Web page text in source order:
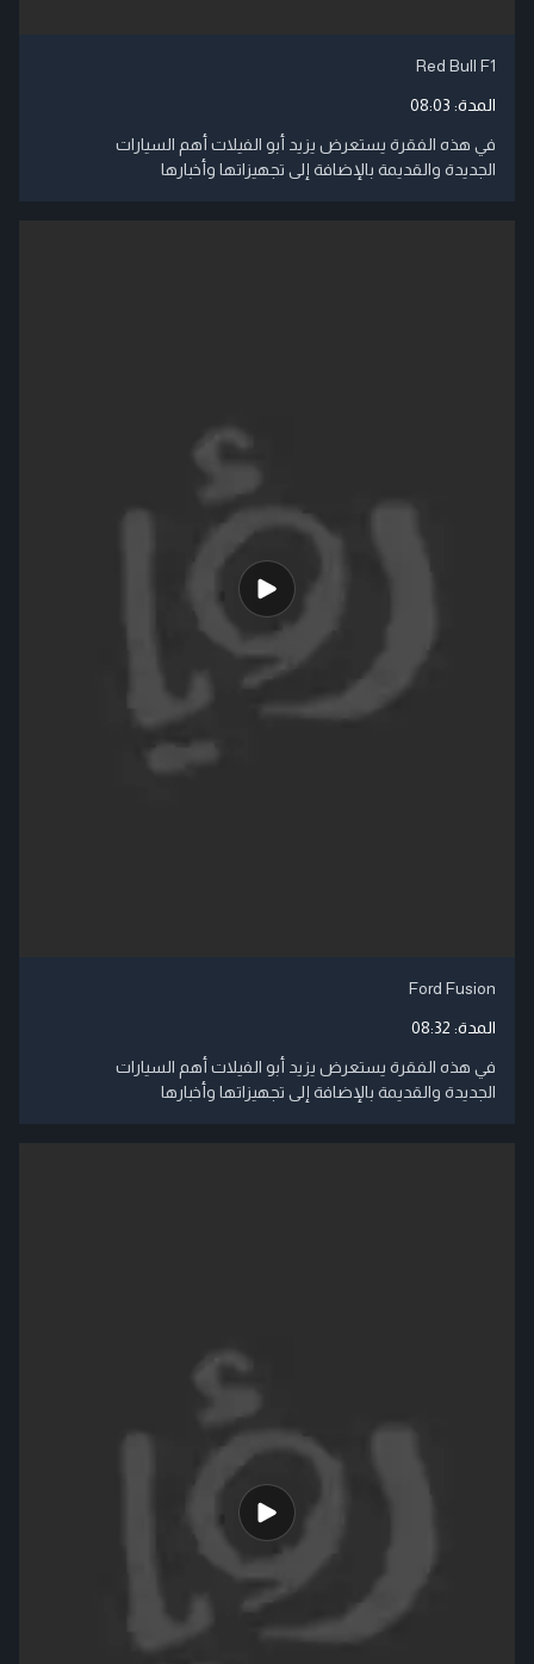
Red Bull F1
المدة: 08:03
في هذه الفقرة يستعرض يزيد أبو الفيلات أهم السيارات
الجديدة والقديمة بالإضافة إلى تجهيزاتها وأخبارها
Ford Fusion
المدة: 08:32
في هذه الفقرة يستعرض يزيد أبو الفيلات أهم السيارات
الجديدة والقديمة بالإضافة إلى تجهيزاتها وأخبارها